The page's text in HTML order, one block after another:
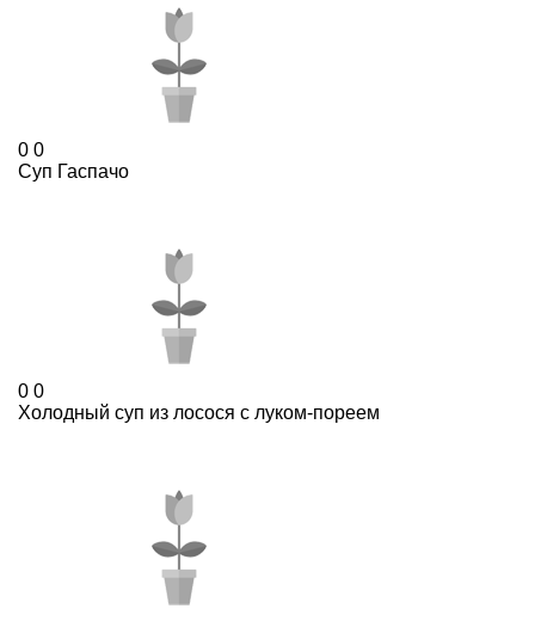
0 0
Суп Гаспачо
0 0
Холодный суп из лосося с луком-пореем